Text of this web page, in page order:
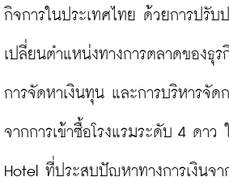
กิจการในประเทศไทย ด้วยการปรั
เปลี่ยนตำแหน่งทางการตลาดของธุร
การจัดหาเงินทุน และการบริหารจัด
จากการเข้าซื้อโรงแรมระดับ 4 ดา
Hotel ที่ประสบปัญหาทางการเงินจา